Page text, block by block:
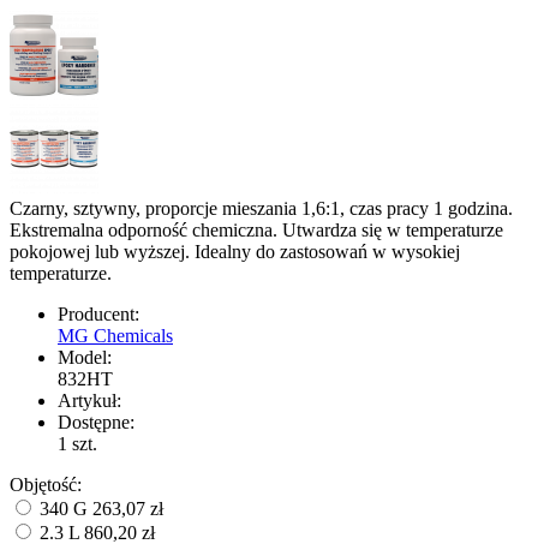
Czarny, sztywny, proporcje mieszania 1,6:1, czas pracy 1 godzina.
Ekstremalna odporność chemiczna. Utwardza ​​się w temperaturze
pokojowej lub wyższej. Idealny do zastosowań w wysokiej
temperaturze.
Producent:
MG Chemicals
Model:
832HT
Artykuł:
Dostępne:
1 szt.
Objętość:
340 G 263,07 zł
2.3 L 860,20 zł